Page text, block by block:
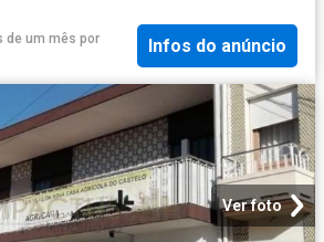
de um mês por
Infos do anúncio
Ver foto